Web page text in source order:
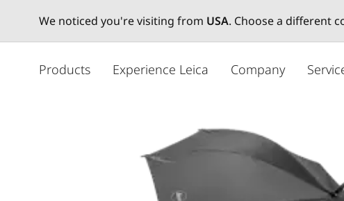
We noticed you're visiting from USA. Choose a different
Products Experience Leica Company